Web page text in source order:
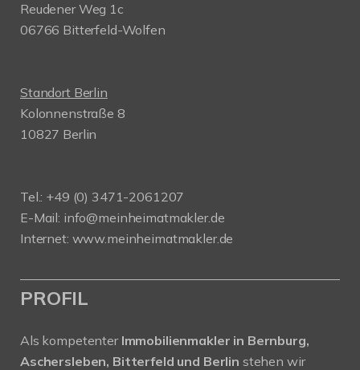
Reudener Weg 1c
06766 Bitterfeld-Wolfen
Standort Berlin
Kolonnenstraße 8
10827 Berlin
Tel.: +49 (0) 3471-2061207
E-Mail: info@meinheimatmakler.de
Internet: www.meinheimatmakler.de
PROFIL
Als kompetenter Immobilienmakler in Bernburg,
Aschersleben, Bitterfeld und Berlin stehen wir